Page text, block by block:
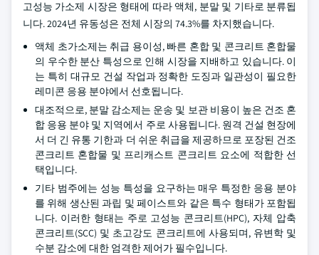
고성능 가소제 시장은 형태에 따라 액체, 분말 및 기타로 분류됩
니다. 2024년 유동성은 전체 시장의 74.3%를 차지했습니다.
액체 초가소제는 취급 용이성, 빠른 혼합 및 콘크리트 혼합물
의 우수한 분산 특성으로 인해 시장을 지배하고 있습니다. 이
는 특히 대규모 건설 작업과 정확한 도징과 일관성이 필요한
레미콘 응용 분야에서 선호됩니다.
대조적으로, 분말 감소제는 운송 및 보관 비용이 높은 건조 혼
합 응용 분야 및 지역에서 주로 사용됩니다. 원격 건설 현장에
서 더 긴 유통 기한과 더 쉬운 취급을 제공하므로 포장된 건조
콘크리트 혼합물 및 프리캐스트 콘크리트 요소에 적합한 선
택입니다.
기타 범주에는 성능 특성을 요구하는 매우 특정한 응용 분야
를 위해 생산된 과립 및 페이스트와 같은 특수 형태가 포함됩
니다. 이러한 형태는 주로 고성능 콘크리트(HPC), 자체 압축
콘크리트(SCC) 및 초고강도 콘크리트에 사용되며, 유변학 및
수분 감소에 대한 엄격한 제어가 필수입니다.